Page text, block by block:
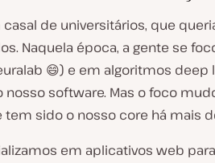
de universitários, que
Naquela época, a gente se
😄) e em algoritmos deep
software. Mas o foco
tem sido o nosso core há mais
em aplicativos web